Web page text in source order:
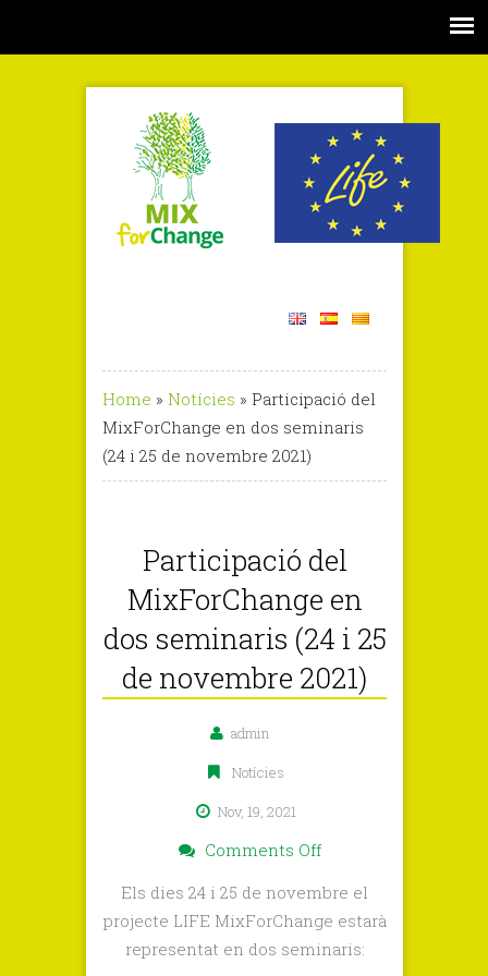
Home » Notícies » Participació del
MixForChange en dos seminaris
(24 i 25 de novembre 2021)
Participació del
MixForChange en
dos seminaris (24 i 25
de novembre 2021)
admin
Notícies
Nov, 19, 2021
Comments Off
del
MixForChange
en
Els dies 24 i 25 de novembre el
projecte LIFE MixForChange estarà
representat en dos seminaris: